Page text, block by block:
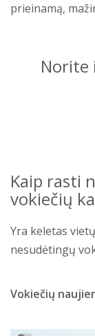
prieinamą,
Norite
Kaip rasti
vokiečių
Yra keletas
nesudėtingų
Vokiečių